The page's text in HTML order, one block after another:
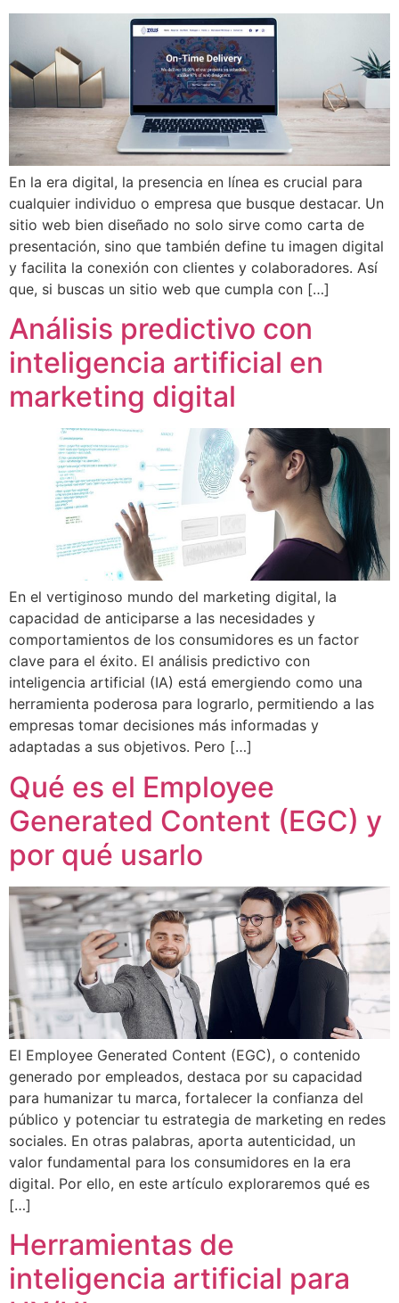
En la era digital, la presencia en línea es crucial para
cualquier individuo o empresa que busque destacar. Un
sitio web bien diseñado no solo sirve como carta de
presentación, sino que también define tu imagen digital
y facilita la conexión con clientes y colaboradores. Así
que, si buscas un sitio web que cumpla con […]
Análisis predictivo con
inteligencia artificial en
marketing digital
En el vertiginoso mundo del marketing digital, la
capacidad de anticiparse a las necesidades y
comportamientos de los consumidores es un factor
clave para el éxito. El análisis predictivo con
inteligencia artificial (IA) está emergiendo como una
herramienta poderosa para lograrlo, permitiendo a las
empresas tomar decisiones más informadas y
adaptadas a sus objetivos. Pero […]
Qué es el Employee
Generated Content (EGC) y
por qué usarlo
El Employee Generated Content (EGC), o contenido
generado por empleados, destaca por su capacidad
para humanizar tu marca, fortalecer la confianza del
público y potenciar tu estrategia de marketing en redes
sociales. En otras palabras, aporta autenticidad, un
valor fundamental para los consumidores en la era
digital. Por ello, en este artículo exploraremos qué es
[…]
Herramientas de
inteligencia artificial para